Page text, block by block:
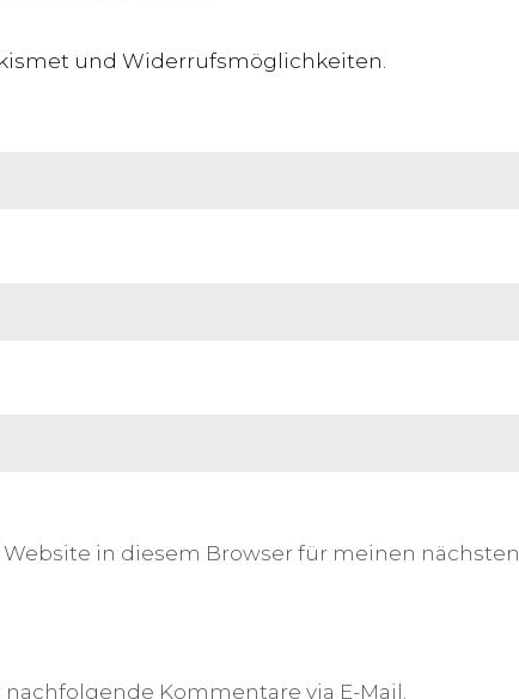
und Widerrufsmöglichkeiten.
Website in diesem Browser für meinen nächsten
Kommentare via E-Mail.